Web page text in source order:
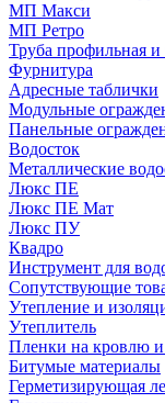
МП Макси
МП Ретро
Труба профильная и
Фурнитура
Адресные таблички
Модульные
Панельные
Водосток
Металлические
Люкс ПЕ
Люкс ПЕ Мат
Люкс ПУ
Квадро
Инструмент для
Сопутствующие
Утепление и
Утеплитель
Пленки на кровлю и
Битумые материалы
Герметизирующая